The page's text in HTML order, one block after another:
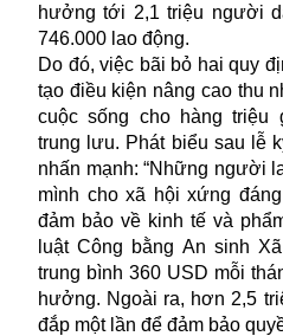
hưởng tới 2,1 triệu người
746.000 lao động.
Do đó, việc bãi bỏ hai quy
tạo điều kiện nâng cao thu
cuộc sống cho hàng triệu
trung lưu. Phát biểu sau lễ
nhấn mạnh: “Những người
mình cho xã hội xứng đáng
đảm bảo về kinh tế và
luật Công bằng An sinh
trung bình 360 USD mỗi
hưởng. Ngoài ra, hơn 2,5
đắp một lần để đảm bảo